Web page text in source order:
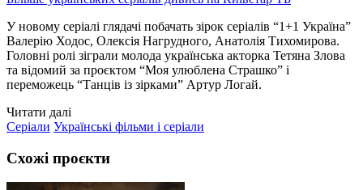
У новому серіалі глядачі побачать зірок серіалів “1+1 Україна”
Валерію Ходос, Олексія Нагрудного, Анатолія Тихомирова.
Головні ролі зіграли молода українська акторка Тетяна Злова
та відомий за проєктом “Моя улюблена Страшко” і
переможець “Танців із зірками” Артур Логай.
Читати далі
Серіали Українські фільми і серіали
Схожі проєкти